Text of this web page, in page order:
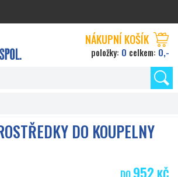
DO KOUPELNY
952
NÁKUPNÍ KOŠÍK
položky: 0 celkem: 0,-